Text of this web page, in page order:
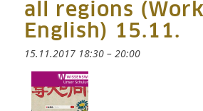
all regions
English) 15.11.
15.11.2017 18:30– 20:00